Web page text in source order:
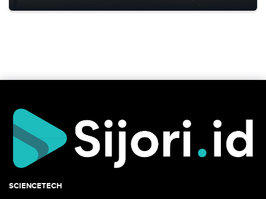
SCIENCETECH